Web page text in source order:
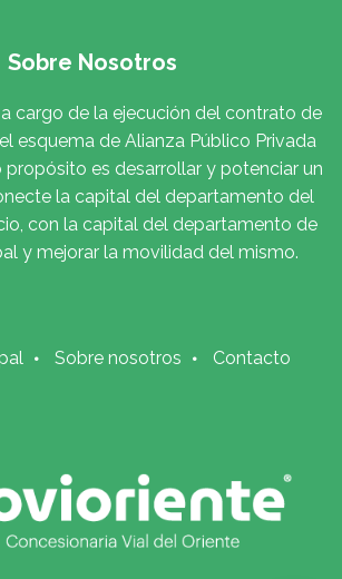
Sobre Nosotros
cargo de la ejecución del contrato de
esquema de Alianza Público Privada
propósito es desarrollar y potenciar un
la capital del departamento del
con la capital del departamento de
y mejorar la movilidad del mismo.
Sobre nosotros Contacto